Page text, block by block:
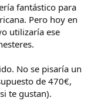
fantástico para
Pero hoy en
utilizaría ese
No se pisaría un
de 470€,
te gustan).